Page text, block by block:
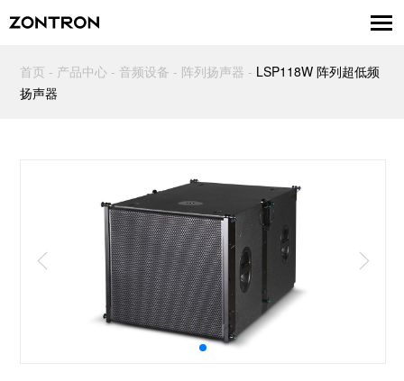
首页 - 产品中心 -音频设备 - 阵列扬声器 - LSP118W 阵列超低频
扬声器